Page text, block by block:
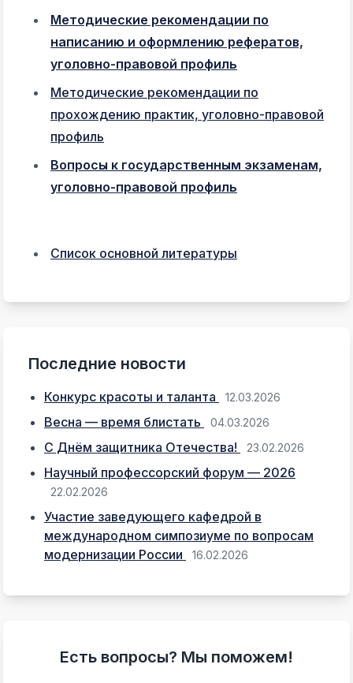
Методические рекомендации по
написанию и оформлению рефератов,
уголовно-правовой профиль
Методические рекомендации по
прохождению практик, уголовно-правовой
профиль
Вопросы к государственным экзаменам,
уголовно-правовой профиль
Список основной литературы
Последние новости
Конкурс красоты и таланта 12.03.2026
Весна — время блистать 04.03.2026
С Днём защитника Отечества! 23.02.2026
Научный профессорский форум — 2026
22.02.2026
Участие заведующего кафедрой в
международном симпозиуме по вопросам
модернизации России
16.02.2026
Есть вопросы? Мы поможем!